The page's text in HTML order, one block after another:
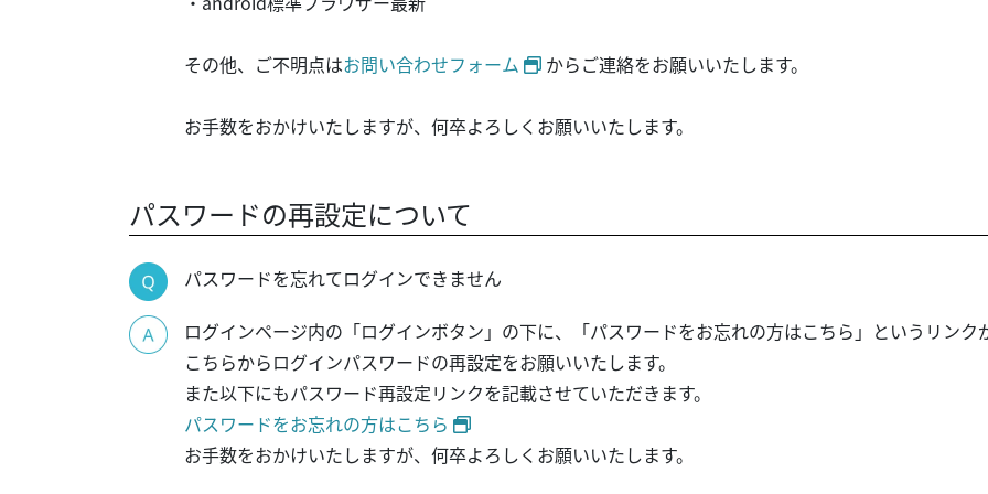
その他、ご不明点はお問い合わせフォーム からご連絡をお願いいたします。
お手数をおかけいたしますが、何卒よろしくお願いいたします。
パスワードの再設定について
パスワードを忘れてログインできません
ログインページ内の「ログインボタン」の下に、「パスワードをお忘れの方はこちら」というリンク
こちらからログインパスワードの再設定をお願いいたします。
また以下にもパスワード再設定リンクを記載させていただきます。
パスワードをお忘れの方はこちら
お手数をおかけいたしますが、何卒よろしくお願いいたします。